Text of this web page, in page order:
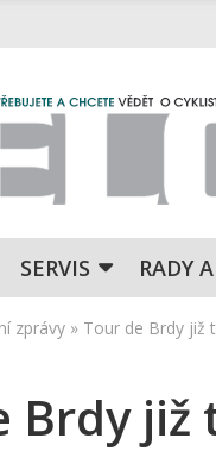
SERVIS RADY
zprávy » Tour de Brdy již
Brdy